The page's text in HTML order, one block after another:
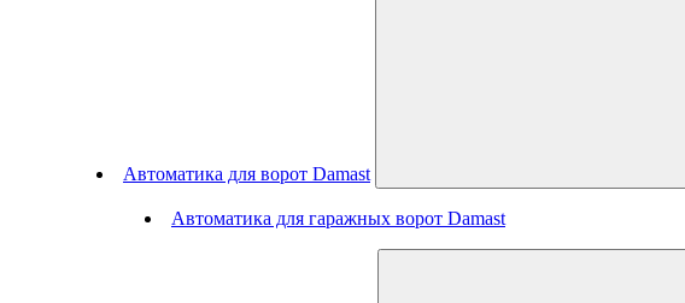
Автоматика для ворот Damast
Автоматика для гаражных ворот Damast